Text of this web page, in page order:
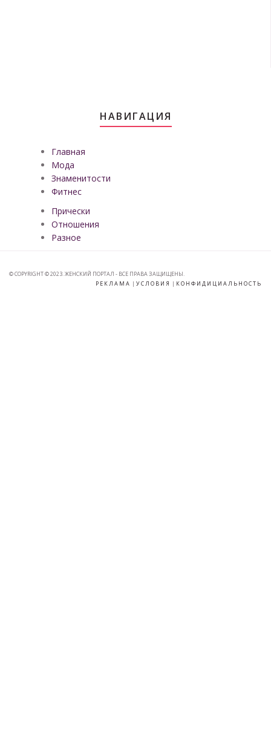
НАВИГАЦИЯ
Главная
Мода
Знаменитости
Фитнес
Прически
Отношения
Разное
© COPYRIGHT © 2023. ЖЕНСКИЙ ПОРТАЛ - ВСЕ ПРАВА ЗАЩИЩЕНЫ.
РЕКЛАМА | УСЛОВИЯ | КОНФИДИЦИАЛЬНОСТЬ